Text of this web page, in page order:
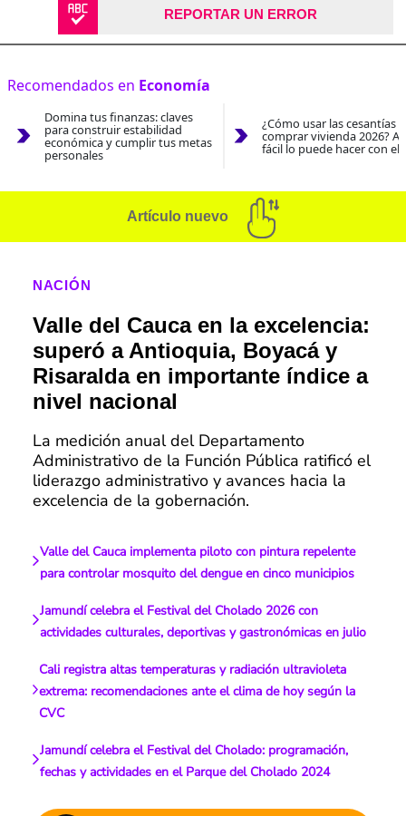
REPORTAR UN ERROR
Recomendados en Economía
Domina tus finanzas: claves
para construir estabilidad
económica y cumplir tus metas
personales
¿Cómo usar las cesantías
comprar vivienda 2026?
fácil lo puede hacer con el
Artículo nuevo
NACIÓN
Valle del Cauca en la excelencia:
superó a Antioquia, Boyacá y
Risaralda en importante índice a
nivel nacional
La medición anual del Departamento
Administrativo de la Función Pública ratificó el
liderazgo administrativo y avances hacia la
excelencia de la gobernación.
Valle del Cauca implementa piloto con pintura repelente
para controlar mosquito del dengue en cinco municipios
Jamundí celebra el Festival del Cholado 2026 con
actividades culturales, deportivas y gastronómicas en julio
Cali registra altas temperaturas y radiación ultravioleta
extrema: recomendaciones ante el clima de hoy según la
CVC
Jamundí celebra el Festival del Cholado: programación,
fechas y actividades en el Parque del Cholado 2024